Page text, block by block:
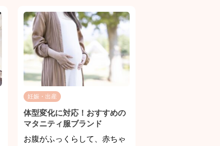
妊娠・出産
体型変化に対応！おすすめの
マタニティ服ブランド
お腹がふっくらして、赤ちゃ